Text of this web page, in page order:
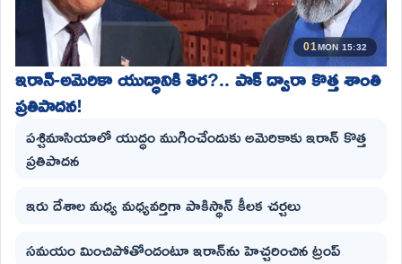
01MON 15:32
ఇరాన్-అమెరికా యుద్ధానికి తెర?.. పాక్ ద్వారా కొత్త శాంతి
ప్రతిపాదన!
పశ్చిమాసియాలో యుద్ధం ముగించేందుకు అమెరికాకు ఇరాన్ కొత్త
ప్రతిపాదన
ఇరు దేశాల మధ్య మధ్యవర్తిగా పాకిస్థాన్ కీలక చర్చలు
సమయం మించిపోతోందంటూ ఇరాన్‌ను హెచ్చరించిన ట్రంప్